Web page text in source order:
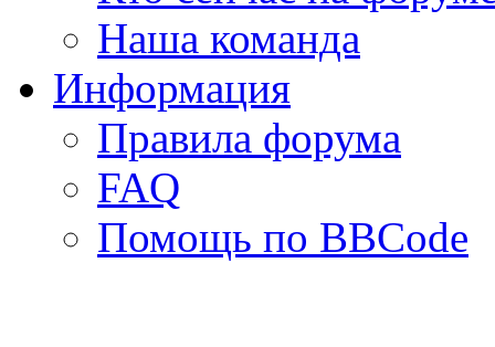
Наша команда
Информация
Правила форума
FAQ
Помощь по BBCode